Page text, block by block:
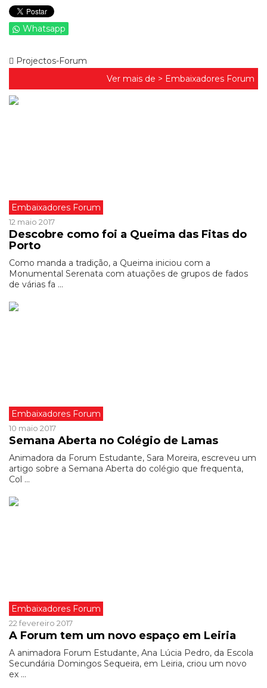
Whatsapp
Projectos-Forum
Ver mais de > Embaixadores Forum
Embaixadores Forum
12 maio 2017
Descobre como foi a Queima das Fitas do
Porto
Como manda a tradição, a Queima iniciou com a
Monumental Serenata com atuações de grupos de fados
de várias fa ...
Embaixadores Forum
10 maio 2017
Semana Aberta no Colégio de Lamas
Animadora da Forum Estudante, Sara Moreira, escreveu um
artigo sobre a Semana Aberta do colégio que frequenta,
Col ...
Embaixadores Forum
22 fevereiro 2017
A Forum tem um novo espaço em Leiria
A animadora Forum Estudante, Ana Lúcia Pedro, da Escola
Secundária Domingos Sequeira, em Leiria, criou um novo
ex ...